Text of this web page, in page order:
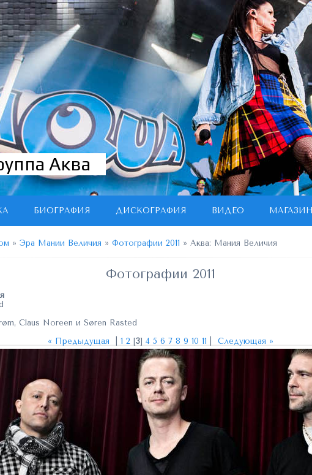
Аква
БИОГРАФИЯ ДИСКОГРАФИЯ ВИДЕО МАГАЗИН
» Эра Мании Величия » Фотографии 2011 » Аква: Мания Величия
Фотографии 2011
Claus Noreen и Søren Rasted
« Предыдущая |1 2 [3]4 5 6 7 8 9 10 11 |Следующая »